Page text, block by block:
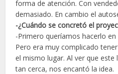
forma de atención. Con
demasiado. En cambio el
-¿Cuándo se concretó el
-Primero queríamos hacerlo
Pero era muy complicado
el mismo lugar. Al ver que este
tan cerca, nos encantó la idea.